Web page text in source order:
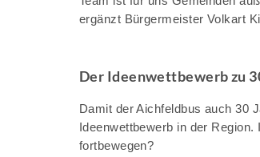
ergänzt Bürgermeister Volkart
Der Ideenwettbewerb zu
Damit der Aichfeldbus auch 30
Ideenwettbewerb in der
fortbewegen?